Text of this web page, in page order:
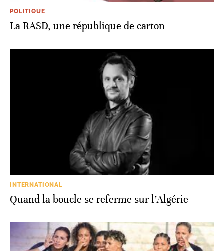
POLITIQUE
La RASD, une république de carton
INTERNATIONAL
Quand la boucle se referme sur l’Algérie